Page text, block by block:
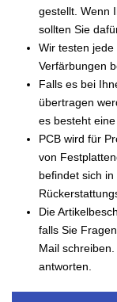
gestellt. Wenn
sollten Sie
Wir testen jede
Verfärbungen
Falls es bei
übertragen
es besteht
PCB wird für
von
befindet sich
Die
falls Sie
Mail
antworten.